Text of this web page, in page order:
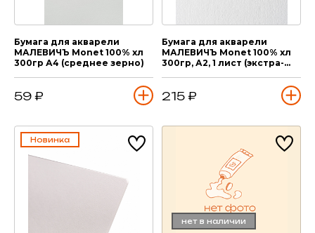
Бумага для акварели
МАЛЕВИЧЪ Monet 100% хл
300гр А4 (среднее зерно)
59 ₽
Бумага для акварели
МАЛЕВИЧЪ Monet 100% хл
300гр, А2, 1 лист (экстра-
215 ₽
Новинка
нет в наличии